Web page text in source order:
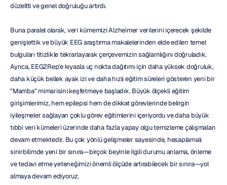
düzeltti ve genel doğruluğu artırdı.
Buna paralel olarak, veri kümemizi Alzheimer verilerini içerecek şekilde
genişlettik ve büyük EEG araştırma makalelerinden elde edilen temel
bulguları titizlikle tekrarlayarak çerçevemizin sağlamlığını doğruladık.
Ayrıca, EEG2Rep'e kıyasla uç nokta dağıtımı için daha yüksek doğruluk,
daha küçük bellek ayak izi ve daha hızlı eğitim süreleri gösteren yeni bir
"Mamba" mimarisini keşfetmeye başladık. Büyük ölçekli eğitim
girişimlerimiz, hem epilepsi hem de dikkat görevlerinde belirgin
iyileşmeler sağlayan çoklu görev eğitimlerini içeriyordu ve daha büyük
tıbbi veri kümeleri üzerinde daha fazla yapay olgu temizleme çalışmaları
devam etmektedir. Bu çok yönlü gelişmeler sayesinde, hesaplamalı
sinirbilimde yeni bir sınıra—birçok beyinle ilgili durumu anlama, önleme
ve tedavi etme yeteneğimizi önemli ölçüde artırabilecek bir sınıra—yol
almaya devam ediyoruz.